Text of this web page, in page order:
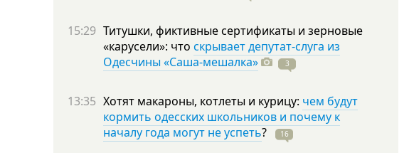
15:29 Титушки, фиктивные сертификаты и зерновые
«карусели»: что скрывает депутат-слуга из
Одесчины «Саша-мешалка»
3
13:35 Хотят макароны, котлеты и курицу: чем будут
кормить одесских школьников и почему к
началу года могут не успеть? 16